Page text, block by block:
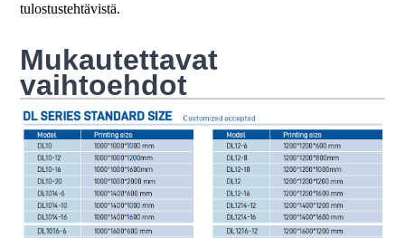
tulostustehtävistä.
Mukautettavat
vaihtoehdot